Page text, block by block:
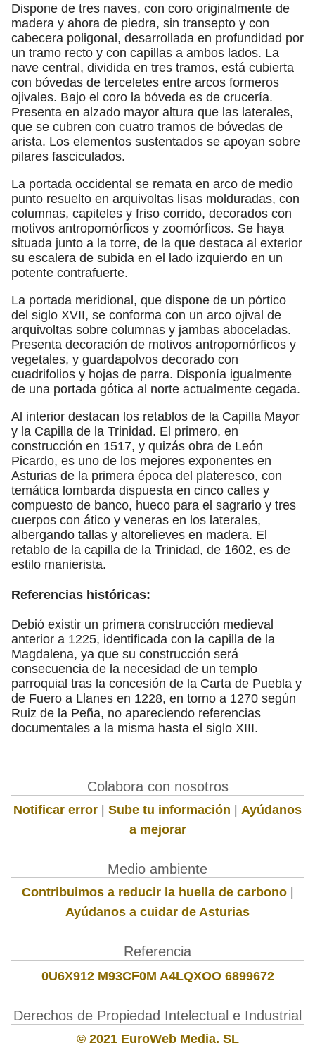
Dispone de tres naves, con coro originalmente de
madera y ahora de piedra, sin transepto y con
cabecera poligonal, desarrollada en profundidad por
un tramo recto y con capillas a ambos lados. La
nave central, dividida en tres tramos, está cubierta
con bóvedas de terceletes entre arcos formeros
ojivales. Bajo el coro la bóveda es de crucería.
Presenta en alzado mayor altura que las laterales,
que se cubren con cuatro tramos de bóvedas de
arista. Los elementos sustentados se apoyan sobre
pilares fasciculados.
La portada occidental se remata en arco de medio
punto resuelto en arquivoltas lisas molduradas, con
columnas, capiteles y friso corrido, decorados con
motivos antropomórficos y zoomórficos. Se haya
situada junto a la torre, de la que destaca al exterior
su escalera de subida en el lado izquierdo en un
potente contrafuerte.
La portada meridional, que dispone de un pórtico
del siglo XVII, se conforma con un arco ojival de
arquivoltas sobre columnas y jambas aboceladas.
Presenta decoración de motivos antropomórficos y
vegetales, y guardapolvos decorado con
cuadrifolios y hojas de parra. Disponía igualmente
de una portada gótica al norte actualmente cegada.
Al interior destacan los retablos de la Capilla Mayor
y la Capilla de la Trinidad. El primero, en
construcción en 1517, y quizás obra de León
Picardo, es uno de los mejores exponentes en
Asturias de la primera época del plateresco, con
temática lombarda dispuesta en cinco calles y
compuesto de banco, hueco para el sagrario y tres
cuerpos con ático y veneras en los laterales,
albergando tallas y altorelieves en madera. El
retablo de la capilla de la Trinidad, de 1602, es de
estilo manierista.
Referencias históricas:
Debió existir un primera construcción medieval
anterior a 1225, identificada con la capilla de la
Magdalena, ya que su construcción será
consecuencia de la necesidad de un templo
parroquial tras la concesión de la Carta de Puebla y
de Fuero a Llanes en 1228, en torno a 1270 según
Ruiz de la Peña, no apareciendo referencias
documentales a la misma hasta el siglo XIII.
Colabora con nosotros
Notificar error | Sube tu información | Ayúdanos
a mejorar
Medio ambiente
Contribuimos a reducir la huella de carbono|
Ayúdanos a cuidar de Asturias
Referencia
0U6X912 M93CF0M A4LQXOO 6899672
Derechos de Propiedad Intelectual e Industrial
© 2021 EuroWeb Media, SL